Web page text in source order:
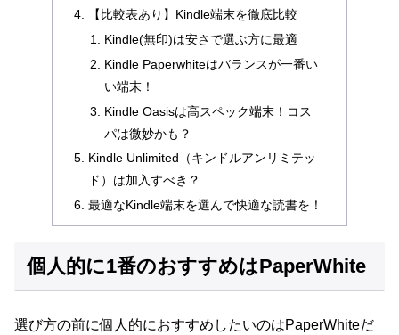
【比較表あり】Kindle端末を徹底比較
Kindle(無印)は安さで選ぶ方に最適
Kindle Paperwhiteはバランスが一番い
い端末！
Kindle Oasisは高スペック端末！コス
パは微妙かも？
Kindle Unlimited（キンドルアンリミテッ
ド）は加入すべき？
最適なKindle端末を選んで快適な読書を！
個人的に1番のおすすめはPaperWhite
選び方の前に個人的におすすめしたいのはPaperWhiteだ